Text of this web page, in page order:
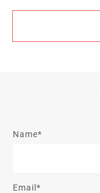
Name*
Email*